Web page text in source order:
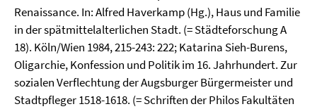
Renaissance. In: Alfred Haverkamp (Hg.), Haus und Familie
in der spätmittelalterlichen Stadt. (= Städteforschung A
18). Köln/Wien 1984, 215-243: 222; Katarina Sieh-Burens,
Oligarchie, Konfession und Politik im 16. Jahrhundert. Zur
sozialen Verflechtung der Augsburger Bürgermeister und
Stadtpfleger 1518-1618. (= Schriften der Philos Fakultäten